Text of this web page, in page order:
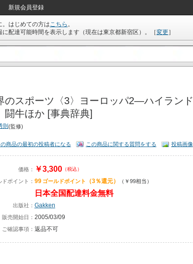
新規会員登録
。はじめての方はこちら 。
に配達可能時間を表示します（現在は東京都新宿区 ）。 ［変更］
のスポーツ〈3〉ヨーロッパ2―ハイラン
闘牛ほか [事典辞典]
則(監修)
の商品の最初の投稿者になる この商品に関する質問をする 投稿画像
価格： ￥3,300（税込）
ドポイント： 99 ゴールドポイント （3％還元） （￥99相当）
日本全国配達料金無料
出版社： Gakken
販売開始日： 2005/03/09
ご確認事項： 返品不可